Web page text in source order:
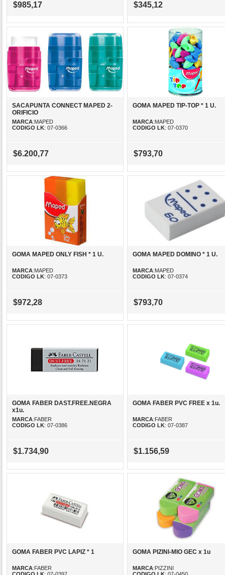
$985,17 $345,12
SACAPUNTA CONNECT MAPED 2-
ORIFICIO
MARCA:MAPED
CODIGO LK: 07-0366
$6.200,77
GOMA MAPED TIP-TOP * 1 U.
MARCA:MAPED
CODIGO LK: 07-0370
$793,70
GOMA MAPED ONLY FISH * 1 U.
MARCA:MAPED
CODIGO LK: 07-0373
$972,28
GOMA MAPED DOMINO * 1 U.
MARCA:MAPED
CODIGO LK: 07-0374
$793,70
GOMA FABER DAST.FREE.NEGRA
x1u.
MARCA:FABER
CODIGO LK: 07-0386
$1.734,90
GOMA FABER PVC FREE x 1u.
MARCA:FABER
CODIGO LK: 07-0387
$1.156,59
GOMA FABER PVC LAPIZ * 1
MARCA:FABER
GOMA PIZINI-MIO GEC x 1u
MARCA:PIZZINI